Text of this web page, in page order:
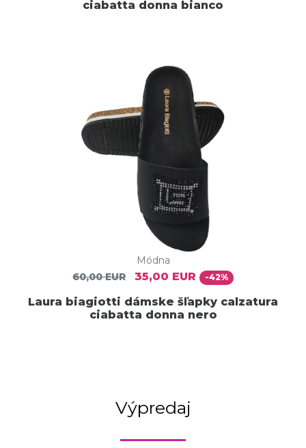
ciabatta donna bianco
Módna
60,00 EUR
35,00 EUR -42%
Laura biagiotti dámske šľapky calzatura
ciabatta donna nero
Výpredaj